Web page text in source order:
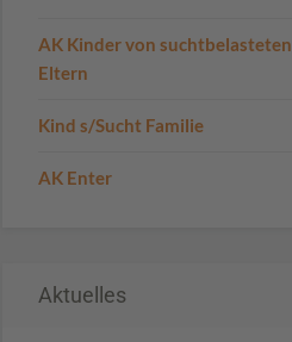
AK Kinder von suchtbelasteten
Eltern
Kind s/Sucht Familie
AK Enter
Aktuelles